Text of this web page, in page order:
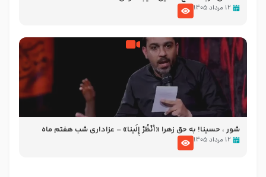
۱۲ مرداد ۱۴۰۵
شور ، حسینا! به‌ حق زهرا «أُنْظُرْ إِلَینا» – عزاداری شب هفتم ماه
محرّم 1405
۱۲ مرداد ۱۴۰۵